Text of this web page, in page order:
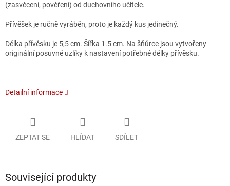
(zasvěcení, pověření) od duchovního učitele.
Přívěšek je ručně vyráběn, proto je každý kus jedinečný.
Délka přívěsku je 5,5 cm. Šířka 1.5 cm. Na šňůrce jsou vytvořeny
originální posuvné uzlíky k nastavení potřebné délky přívěsku.
Detailní informace
ZEPTAT SE HLÍDAT SDÍLET
Související produkty